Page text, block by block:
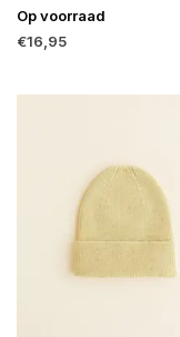
Op voorraad
€16,95